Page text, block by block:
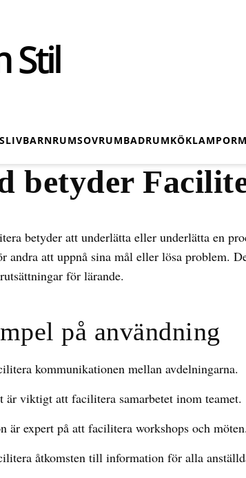
Stil
BARNRUMSOVRUMBADRUMKÖKLAMPOR
betyder
betyder att underlätta eller underlätta en
andra att uppnå sina mål eller lösa problem.
för lärande.
på användning
kommunikationen mellan avdelningarna.
är viktigt att facilitera samarbetet inom teamet.
är expert på att facilitera workshops och möten.
åtkomsten till information för alla